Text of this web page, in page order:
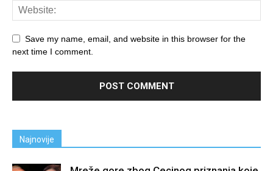
Save my name, email, and website in this browser for the
next time I comment.
Najnovije